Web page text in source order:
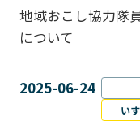
地域おこし協力隊
について
2025-06-24
い